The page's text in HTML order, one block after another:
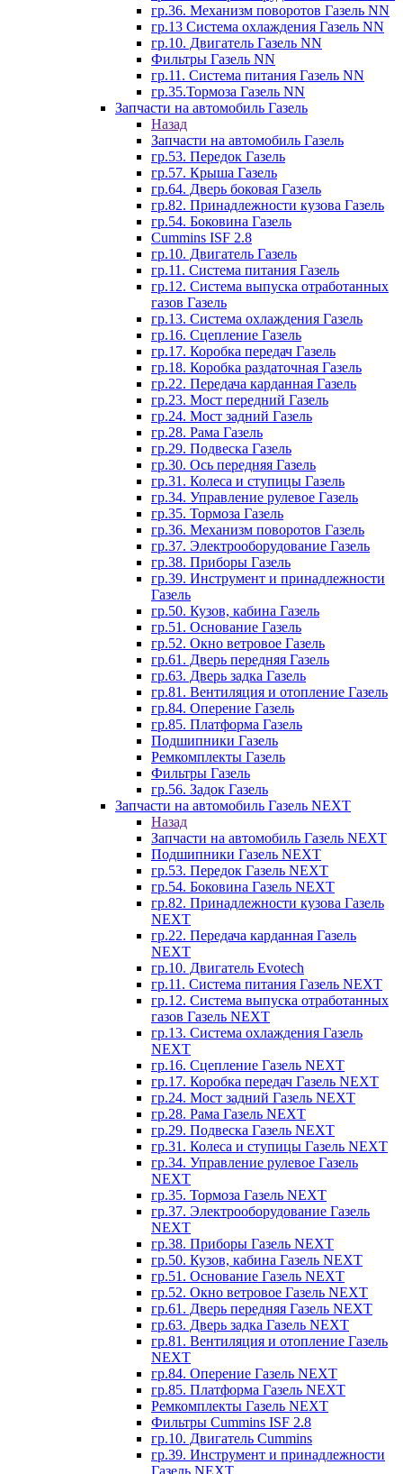
гр.36. Механизм поворотов Газель NN
гр.13 Система охлаждения Газель NN
гр.10. Двигатель Газель NN
Фильтры Газель NN
гр.11. Система питания Газель NN
гр.35.Тормоза Газель NN
Запчасти на автомобиль Газель
Назад
Запчасти на автомобиль Газель
гр.53. Передок Газель
гр.57. Крыша Газель
гр.64. Дверь боковая Газель
гр.82. Принадлежности кузова Газель
гр.54. Боковина Газель
Cummins ISF 2.8
гр.10. Двигатель Газель
гр.11. Система питания Газель
гр.12. Система выпуска отработанных
газов Газель
гр.13. Система охлаждения Газель
гр.16. Сцепление Газель
гр.17. Коробка передач Газель
гр.18. Коробка раздаточная Газель
гр.22. Передача карданная Газель
гр.23. Мост передний Газель
гр.24. Мост задний Газель
гр.28. Рама Газель
гр.29. Подвеска Газель
гр.30. Ось передняя Газель
гр.31. Колеса и ступицы Газель
гр.34. Управление рулевое Газель
гр.35. Тормоза Газель
гр.36. Механизм поворотов Газель
гр.37. Электрооборудование Газель
гр.38. Приборы Газель
гр.39. Инструмент и принадлежности
Газель
гр.50. Кузов, кабина Газель
гр.51. Основание Газель
гр.52. Окно ветровое Газель
гр.61. Дверь передняя Газель
гр.63. Дверь задка Газель
гр.81. Вентиляция и отопление Газель
гр.84. Оперение Газель
гр.85. Платформа Газель
Подшипники Газель
Ремкомплекты Газель
Фильтры Газель
гр.56. Задок Газель
Запчасти на автомобиль Газель NEXT
Назад
Запчасти на автомобиль Газель NEXT
Подшипники Газель NEXT
гр.53. Передок Газель NEXT
гр.54. Боковина Газель NEXT
гр.82. Принадлежности кузова Газель
NEXT
гр.22. Передача карданная Газель
NEXT
гр.10. Двигатель Evotech
гр.11. Система питания Газель NEXT
гр.12. Система выпуска отработанных
газов Газель NEXT
гр.13. Система охлаждения Газель
NEXT
гр.16. Сцепление Газель NEXT
гр.17. Коробка передач Газель NEXT
гр.24. Мост задний Газель NEXT
гр.28. Рама Газель NEXT
гр.29. Подвеска Газель NEXT
гр.31. Колеса и ступицы Газель NEXT
гр.34. Управление рулевое Газель
NEXT
гр.35. Тормоза Газель NEXT
гр.37. Электрооборудование Газель
NEXT
гр.38. Приборы Газель NEXT
гр.50. Кузов, кабина Газель NEXT
гр.51. Основание Газель NEXT
гр.52. Окно ветровое Газель NEXT
гр.61. Дверь передняя Газель NEXT
гр.63. Дверь задка Газель NEXT
гр.81. Вентиляция и отопление Газель
NEXT
гр.84. Оперение Газель NEXT
гр.85. Платформа Газель NEXT
Ремкомплекты Газель NEXT
Фильтры Cummins ISF 2.8
гр.10. Двигатель Cummins
гр.39. Инструмент и принадлежности
Газель NEXT